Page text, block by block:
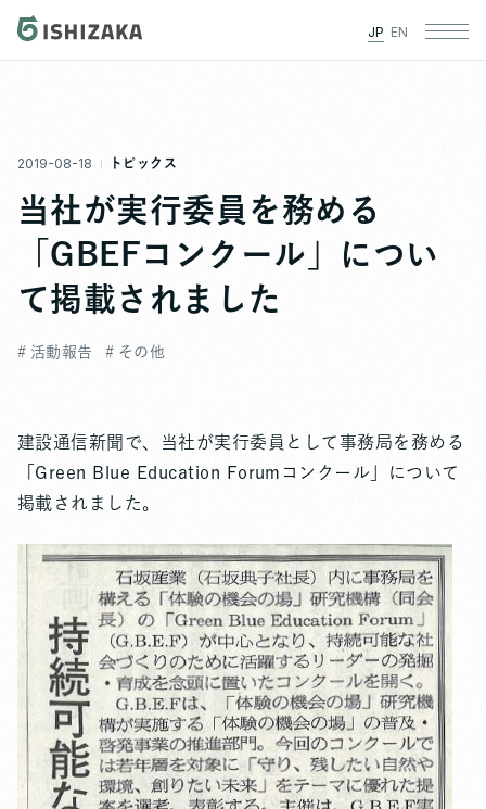
JP EN
2019-08-18 トピックス
当社が実行委員を務める
「GBEFコンクール」につい
て掲載されました
# 活動報告 # その他
建設通信新聞で、当社が実行委員として事務局を務める
「Green Blue Education Forumコンクール」について
掲載されました。